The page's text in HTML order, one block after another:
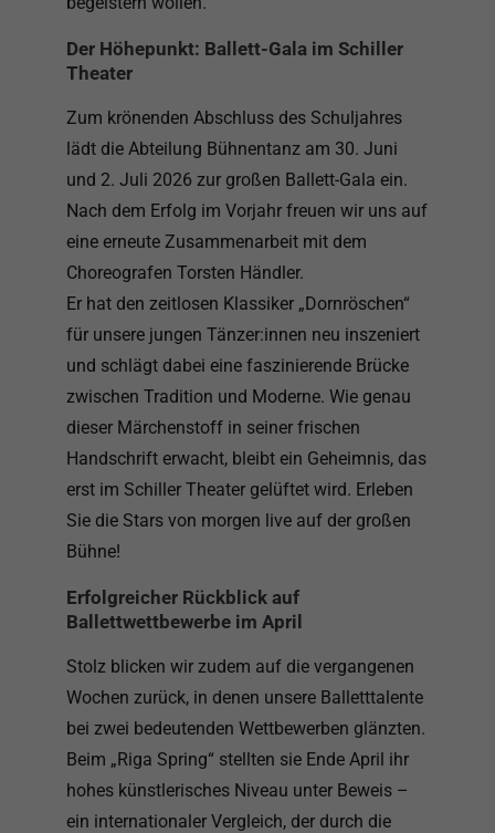
Der Höhepunkt: Ballett-Gala im Schiller
Theater
Zum krönenden Abschluss des Schuljahres
lädt die Abteilung Bühnentanz am 30. Juni
und 2. Juli 2026 zur großen Ballett-Gala ein.
Nach dem Erfolg im Vorjahr freuen wir uns auf
eine erneute Zusammenarbeit mit dem
Choreografen Torsten Händler.
Er hat den zeitlosen Klassiker „Dornröschen“
für unsere jungen Tänzer:innen neu inszeniert
und schlägt dabei eine faszinierende Brücke
zwischen Tradition und Moderne. Wie genau
dieser Märchenstoff in seiner frischen
Handschrift erwacht, bleibt ein Geheimnis, das
erst im Schiller Theater gelüftet wird. Erleben
Sie die Stars von morgen live auf der großen
Bühne!
Erfolgreicher Rückblick auf
Ballettwettbewerbe im April
Stolz blicken wir zudem auf die vergangenen
Wochen zurück, in denen unsere Balletttalente
bei zwei bedeutenden Wettbewerben glänzten.
Beim „Riga Spring“ stellten sie Ende April ihr
hohes künstlerisches Niveau unter Beweis –
ein internationaler Vergleich, der durch die